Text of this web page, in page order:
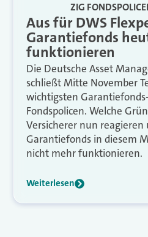
ZIG
Aus für DWS
Garantiefonds
funktionieren
Die Deutsche Asset
schließt Mitte November
wichtigsten
Fondspolicen. Welche
Versicherer nun
Garantiefonds in diesem
nicht mehr funktionieren.
Weiterlesen